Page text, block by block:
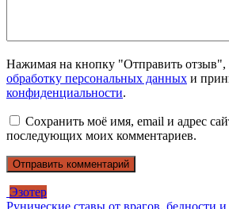
Нажимая на кнопку "Отправить отзыв",
обработку персональных данных и
конфиденциальности.
Сохранить моё имя, email и адрес
последующих моих комментариев.
Эзотер